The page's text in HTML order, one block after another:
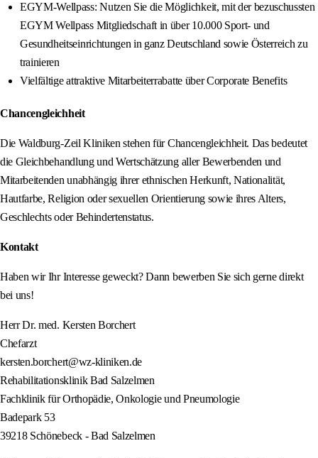
EGYM-Wellpass: Nutzen Sie die Möglichkeit, mit der bezuschussten
EGYM Wellpass Mitgliedschaft in über 10.000 Sport- und
Gesundheitseinrichtungen in ganz Deutschland sowie Österreich zu
trainieren
Vielfältige attraktive Mitarbeiterrabatte über Corporate Benefits
Chancengleichheit
Die Waldburg-Zeil Kliniken stehen für Chancengleichheit. Das bedeutet
die Gleichbehandlung und Wertschätzung aller Bewerbenden und
Mitarbeitenden unabhängig ihrer ethnischen Herkunft, Nationalität,
Hautfarbe, Religion oder sexuellen Orientierung sowie ihres Alters,
Geschlechts oder Behindertenstatus.
Kontakt
Haben wir Ihr Interesse geweckt? Dann bewerben Sie sich gerne direkt
bei uns!
Herr Dr. med. Kersten Borchert
Chefarzt
kersten.borchert@wz-kliniken.de
Rehabilitationsklinik Bad Salzelmen
Fachklinik für Orthopädie, Onkologie und Pneumologie
Badepark 53
39218 Schönebeck - Bad Salzelmen